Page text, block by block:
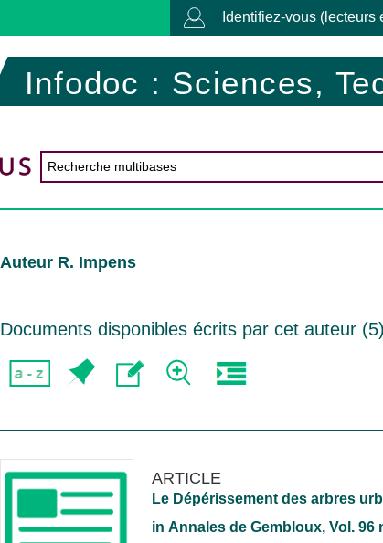
Identifiez-vous (lecteurs
Infodoc : Sciences,
Auteur R. Impens
Documents disponibles écrits par cet auteur (5)
ARTICLE
Le Dépérissement des arbres
in Annales de Gembloux, Vol. 96